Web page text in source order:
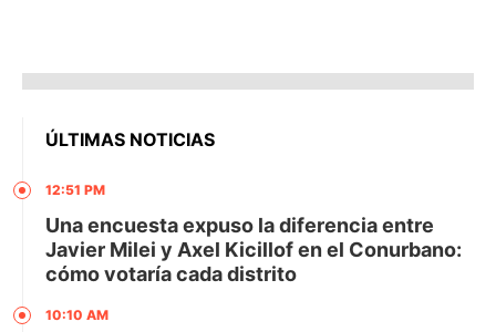
ÚLTIMAS NOTICIAS
12:51 PM
Una encuesta expuso la diferencia entre
Javier Milei y Axel Kicillof en el Conurbano:
cómo votaría cada distrito
10:10 AM